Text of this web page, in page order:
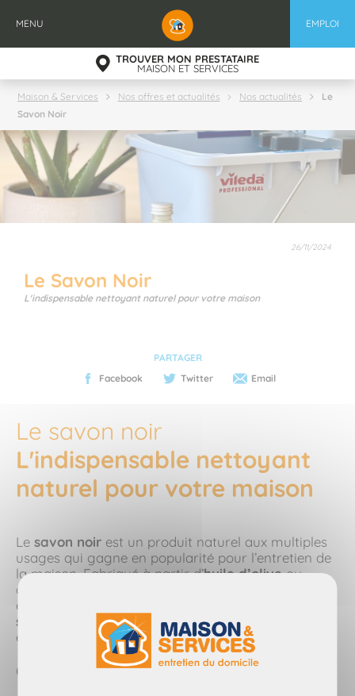
MENU EMPLOI
TROUVER MON PRESTATAIRE
MAISON ET SERVICES
Maison & Services Nos offres et actualités Nos actualités
Le
Savon Noir
26/11/2024
Le Savon Noir
L'indispensable nettoyant naturel pour votre maison
PARTAGER
Facebook
Twitter Email
Le savon noir
L'indispensable nettoyant
naturel pour votre maison
Le savon noir est un produit naturel aux multiples
usages qui gagne en popularité pour l’entretien de
la maison. Fabriqué à partir d’huile d’oliveou
d’
économique. Découvrez ici tous les
savon noir
et comment l'utiliser pour un ménage
efficace et respectueux de l’environnement.
Qu’est-ce que le Savon Noir ?